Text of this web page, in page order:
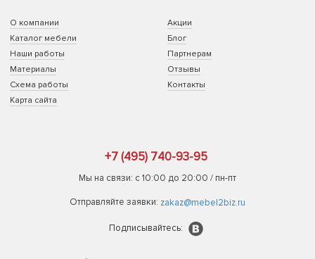
О компании
Каталог мебели
Наши работы
Материалы
Схема работы
Карта сайта
Акции
Блог
Партнерам
Отзывы
Контакты
+7 (495) 740-93-95
Мы на связи: с 10:00 до 20:00 / пн-пт
Отправляйте заявки: zakaz@mebel2biz.ru
Подписывайтесь: